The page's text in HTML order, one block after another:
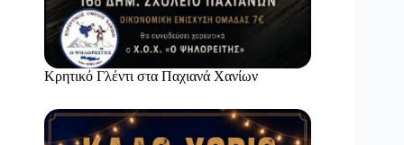
Κρητικό Γλέντι στα Παχιανά Χανίων